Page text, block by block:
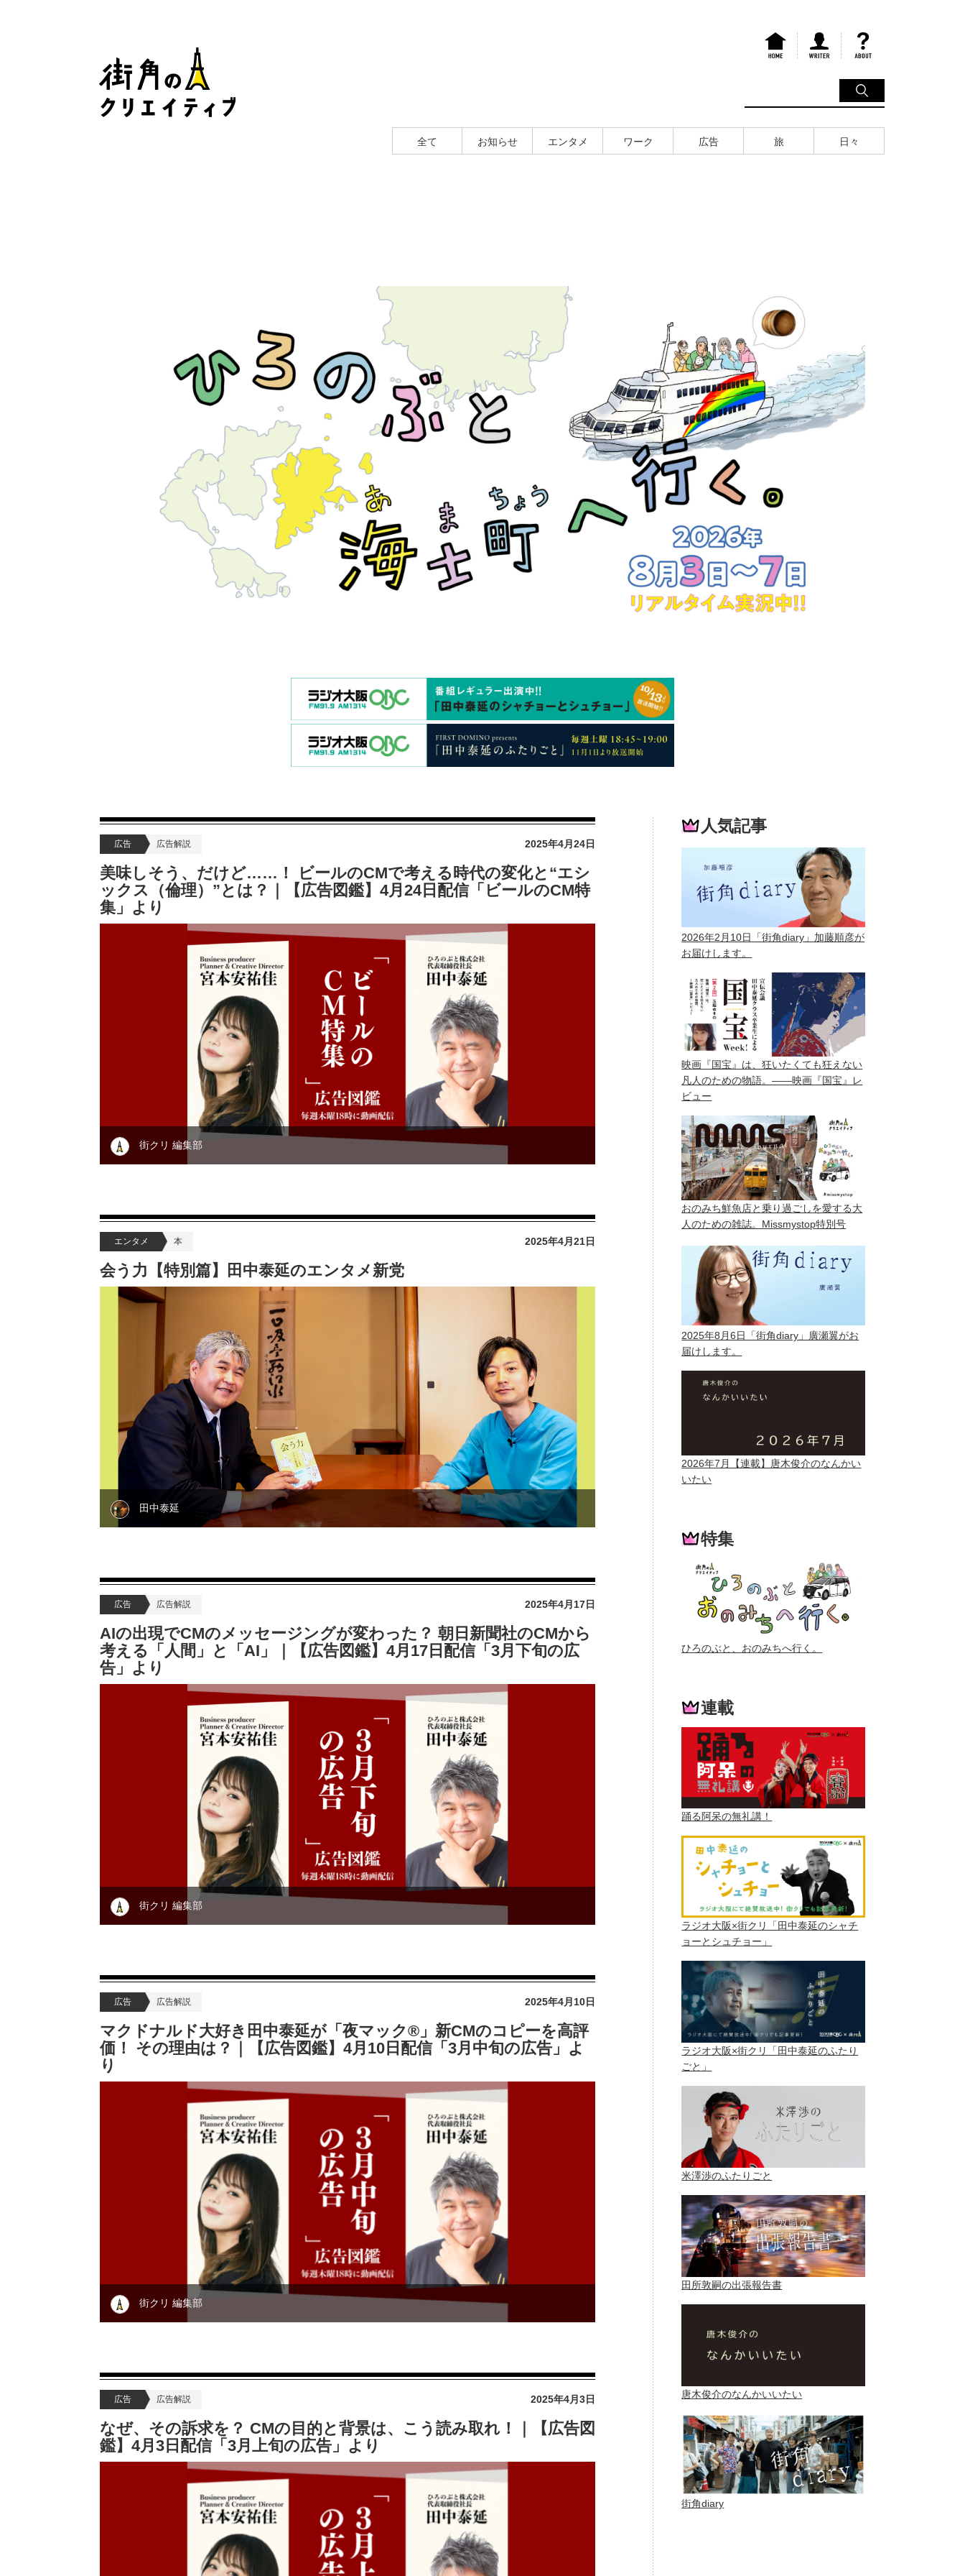
全て お知らせ エンタメ ワーク 広告 旅 日々
広告 広告解説 2025年4月24日
美味しそう、だけど……！ ビールのCMで考える時代の変化と“エシ
ックス（倫理）”とは？｜【広告図鑑】4月24日配信「ビールのCM特
集」より
街クリ 編集部
エンタメ 本 2025年4月21日
会う力【特別篇】田中泰延のエンタメ新党
田中泰延
広告 広告解説 2025年4月17日
AIの出現でCMのメッセージングが変わった？ 朝日新聞社のCMから
考える「人間」と「AI」｜【広告図鑑】4月17日配信「3月下旬の広
告」より
街クリ 編集部
広告 広告解説 2025年4月10日
マクドナルド大好き田中泰延が「夜マック®︎」新CMのコピーを高評
価！ その理由は？｜【広告図鑑】4月10日配信「3月中旬の広告」よ
り
街クリ 編集部
広告 広告解説 2025年4月3日
なぜ、その訴求を？ CMの目的と背景は、こう読み取れ！｜【広告図
鑑】4月3日配信「3月上旬の広告」より
人気記事
2026年2月10日「街角diary」加藤順彦が
お届けします。
映画『国宝』は、狂いたくても狂えない
凡人のための物語。——映画『国宝』レ
ビュー
おのみち鮮魚店と乗り過ごしを愛する大
人のための雑誌。Missmystop特別号
2025年8月6日「街角diary」廣瀬翼がお
届けします。
2026年7月【連載】唐木俊介のなんかい
いたい
特集
ひろのぶと、おのみちへ行く。
連載
踊る阿呆の無礼講！
ラジオ大阪×街クリ「田中泰延のシャチ
ョーとシュチョー」
ラジオ大阪×街クリ「田中泰延のふたり
ごと」
米澤渉のふたりごと
田所敦嗣の出張報告書
唐木俊介のなんかいいたい
街角diary